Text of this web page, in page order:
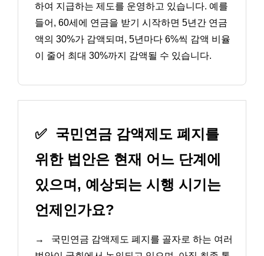
하여 지급하는 제도를 운영하고 있습니다. 예를
들어, 60세에 연금을 받기 시작하면 5년간 연금
액의 30%가 감액되며, 5년마다 6%씩 감액 비율
이 줄어 최대 30%까지 감액될 수 있습니다.
✅ 국민연금 감액제도 폐지를
위한 법안은 현재 어느 단계에
있으며, 예상되는 시행 시기는
언제인가요?
→
국민연금 감액제도 폐지를 골자로 하는 여러